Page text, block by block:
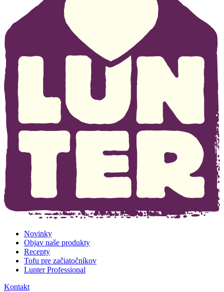
Novinky
Objav naše produkty
Recepty
Tofu pre začiatočníkov
Lunter Professional
Kontakt